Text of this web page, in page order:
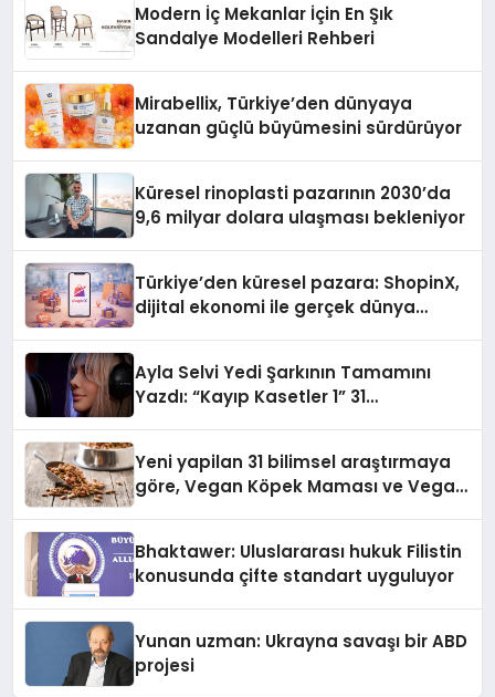
Modern İç Mekanlar İçin En Şık
Sandalye Modelleri Rehberi
Mirabellix, Türkiye’den dünyaya
uzanan güçlü büyümesini sürdürüyor
Küresel rinoplasti pazarının 2030’da
9,6 milyar dolara ulaşması bekleniyor
Türkiye’den küresel pazara: ShopinX,
dijital ekonomi ile gerçek dünya
Ayla Selvi Yedi Şarkının Tamamını
Yazdı: “Kayıp Kasetler 1” 31
Yeni yapilan 31 bilimsel araştırmaya
göre, Vegan Köpek Maması ve Vegan
Bhaktawer: Uluslararası hukuk Filistin
konusunda çifte standart uyguluyor
Yunan uzman: Ukrayna savaşı bir ABD
projesi